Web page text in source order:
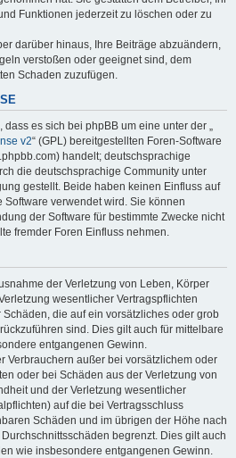
Funktionen jederzeit zu löschen oder zu
darüber hinaus, Ihre Beiträge abzuändern,
verstoßen oder geeignet sind, dem
Schaden zuzufügen.
es sich bei phpBB um eine unter der „
v2“ (GPL) bereitgestellten Foren-Software
handelt; deutschsprachige
die deutschsprachige Community unter
gestellt. Beide haben keinen Einfluss auf
Software verwendet wird. Sie können
der Software für bestimmte Zwecke nicht
fremder Foren Einfluss nehmen.
der Verletzung von Leben, Körper
wesentlicher Vertragspflichten
die auf ein vorsätzliches oder grob
sind. Dies gilt auch für mittelbare
entgangenen Gewinn.
Verbrauchern außer bei vorsätzlichem oder
oder bei Schäden aus der Verletzung von
und der Verletzung wesentlicher
auf die bei Vertragsschluss
Schäden und im übrigen der Höhe nach
begrenzt. Dies gilt auch
wie insbesondere entgangenen Gewinn.